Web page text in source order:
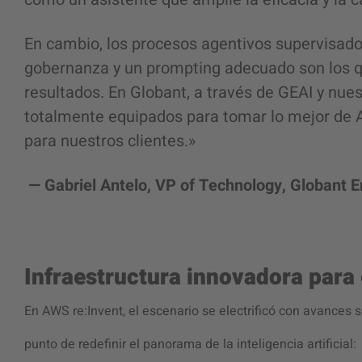
En cambio, los procesos agentivos
gobernanza y un prompting adecuado son los
resultados. En Globant, a través de GEAI y
totalmente equipados para tomar lo mejor de
para nuestros clientes.»
— Gabriel Antelo, VP of Technology, Globant
Infraestructura innovadora
En AWS re:Invent, el escenario se electrificó con
punto de redefinir el panorama de la inteligencia artificial: